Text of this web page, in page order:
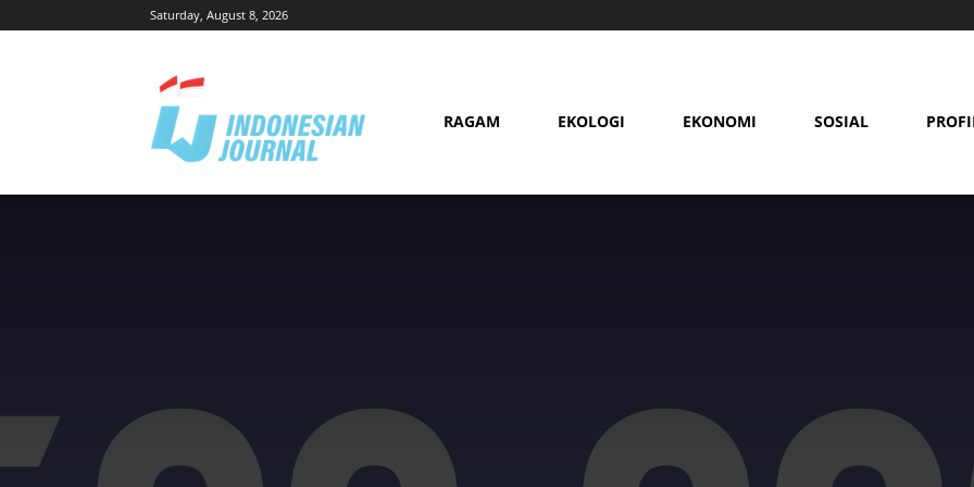
Saturday, August 8, 2026
RAGAM EKOLOGI EKONOMI SOSIAL